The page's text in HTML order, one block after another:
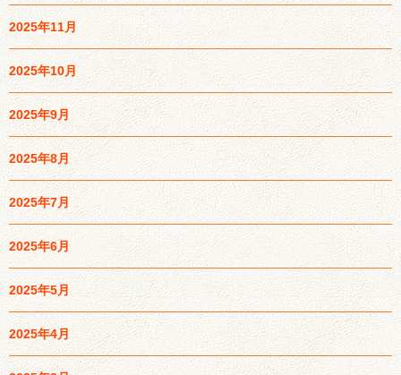
2025年11月
2025年10月
2025年9月
2025年8月
2025年7月
2025年6月
2025年5月
2025年4月